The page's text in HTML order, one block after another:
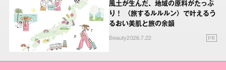
風土が生んだ、地域の原料がたっぷ
り！ 〈旅するルルルン〉で叶えるう
るおい美肌と旅の余韻
Beauty2026.7.22 PR